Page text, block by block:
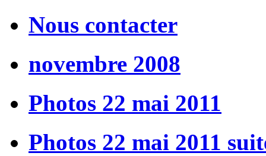
Nous contacter
novembre 2008
Photos 22 mai 2011
Photos 22 mai 2011